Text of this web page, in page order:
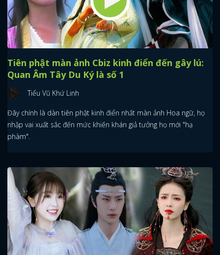
Tiên phật màn ảnh Cbiz kinh điển đến gây lú:
Quan Âm Tây Du Ký là số 1
Tiểu Vũ Khứ Linh
Đây chính là dàn tiên phật kinh điển nhất màn ảnh Hoa ngữ, họ
nhập vai xuất sắc đến mức khiến khán giả tưởng họ mới "hạ
phàm".